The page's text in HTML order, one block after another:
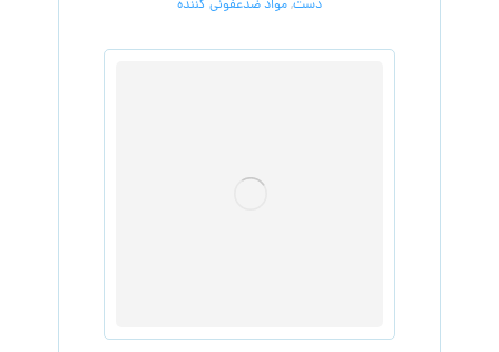
دست,مواد ضدعفونی کننده